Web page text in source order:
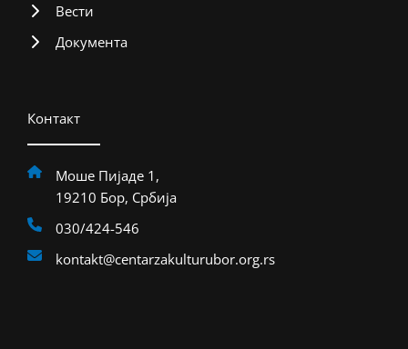
Вести
Документа
Контакт
Моше Пијаде 1,
19210 Бор, Србија
030/424-546
kontakt@centarzakulturubor.org.rs